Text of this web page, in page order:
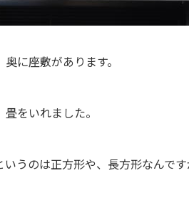
に座敷があります。
をいれました。
うのは正方形や、長方形なんで